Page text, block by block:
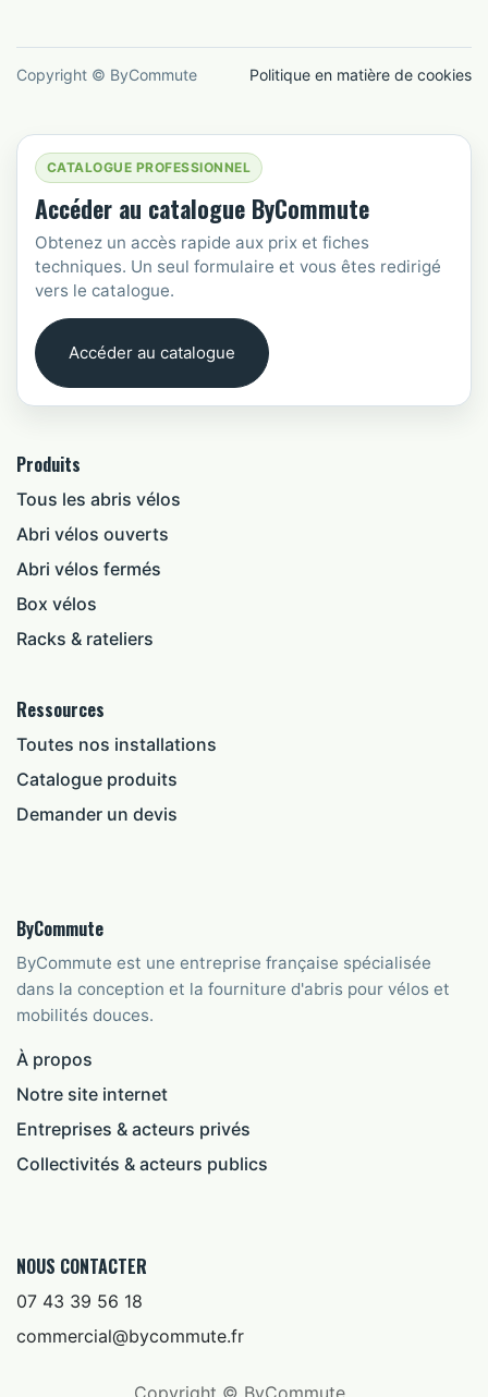
Copyright © ByCommute Politique en matière de cookies
CATALOGUE PROFESSIONNEL
Accéder au catalogue ByCommute
Obtenez un accès rapide aux prix et fiches
techniques. Un seul formulaire et vous êtes redirigé
vers le catalogue.
Accéder au catalogue
Produits
Tous les abris vélos
Abri vélos ouverts
Abri vélos fermés
Box vélos
Racks & rateliers
Ressources
Toutes nos installations
Catalogue produits
Demander un devis
ByCommute
ByCommute est une entreprise française spécialisée
dans la conception et la fourniture d'abris pour vélos et
mobilités douces.
À propos
Notre site internet
Entreprises & acteurs privés
Collectivités & acteurs publics
NOUS CONTACTER
07 43 39 56 18
commercial@bycommute.fr
Copyright © ByCommute